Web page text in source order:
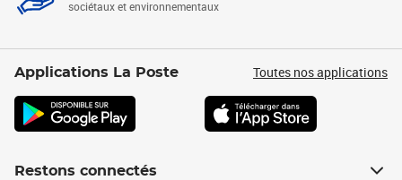
sociétaux et environnementaux
Applications La Poste Toutes nos applications
Restons connectés